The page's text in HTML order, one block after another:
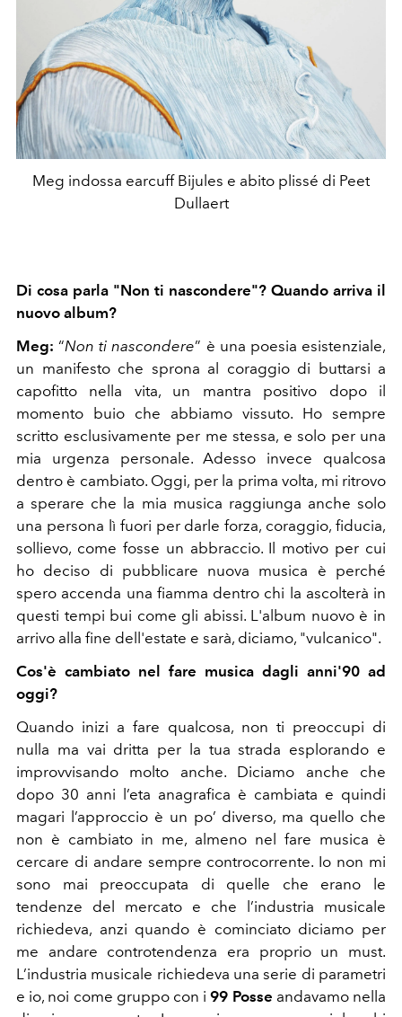
Meg indossa earcuff Bijules e abito plissé di Peet
Dullaert
Di cosa parla "Non ti nascondere"? Quando arriva il
nuovo album?
Meg:“Non ti nascondere” è una poesia esistenziale,
un manifesto che sprona al coraggio di buttarsi a
capofitto nella vita, un mantra positivo dopo il
momento buio che abbiamo vissuto. Ho sempre
scritto esclusivamente per me stessa, e solo per una
mia urgenza personale. Adesso invece qualcosa
dentro è cambiato. Oggi, per la prima volta, mi ritrovo
a sperare che la mia musica raggiunga anche solo
una persona lì fuori per darle forza, coraggio, fiducia,
sollievo, come fosse un abbraccio. Il motivo per cui
ho deciso di pubblicare nuova musica è perché
spero accenda una fiamma dentro chi la ascolterà in
questi tempi bui come gli abissi. L'album nuovo è in
arrivo alla fine dell'estate e sarà, diciamo, "vulcanico".
Cos'è cambiato nel fare musica dagli anni'90 ad
oggi?
Quando inizi a fare qualcosa, non ti preoccupi di
nulla ma vai dritta per la tua strada esplorando e
improvvisando molto anche. Diciamo anche che
dopo 30 anni l’eta anagrafica è cambiata e quindi
magari l’approccio è un po’ diverso, ma quello che
non è cambiato in me, almeno nel fare musica è
cercare di andare sempre controcorrente. Io non mi
sono mai preoccupata di quelle che erano le
tendenze del mercato e che l’industria musicale
richiedeva, anzi quando è cominciato diciamo per
me andare controtendenza era proprio un must.
L’industria musicale richiedeva una serie di parametri
e io, noi come gruppo con i99 Posse andavamo nella